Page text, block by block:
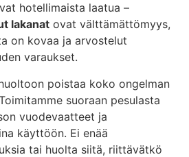
hotellimaista laatua –
lakanat ovat välttämättömyys,
on kovaa ja arvostelut
varaukset.
poistaa koko ongelman
suoraan pesulasta
vuodevaatteet ja
käyttöön. Ei enää
tai huolta siitä, riittävätkö